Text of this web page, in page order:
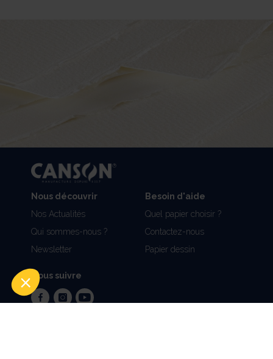
Nous découvrir
Nos Actualités
Qui sommes-nous ?
Newsletter
Besoin d'aide
Quel papier choisir ?
Contactez-nous
Papier dessin
Nous suivre
facebookinstagramyoutube